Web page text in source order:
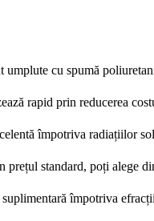
cu spumă
rapid prin reducerea
împotriva radiațiilor
prețul standard, poți alege
împotriva